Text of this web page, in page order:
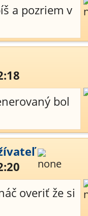
a pozriem v
bol
overiť že si